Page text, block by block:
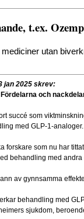
t.ex.
utan
jan 2025 skrev:
och
succé som
med GLP-1-
forskare som nu har
behandling med
av gynnsamma
behandling med
sjukdom,